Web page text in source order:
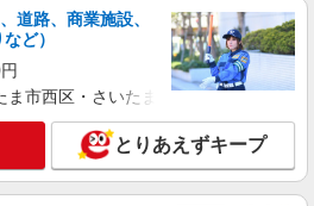
正社員】
29万円 試用期間中 月給27万円〜
月) 残業が発生した場合、残業
位で別途支給します。 ※給与は経験や
に応じて決定します。
ＡＲＵ太田 第3食堂 （群馬県太田市ス
詳細を見る
道路、商業施設、
ど）
ま市西区・さいたま市岩槻区・久喜市・
とりあえずキープ